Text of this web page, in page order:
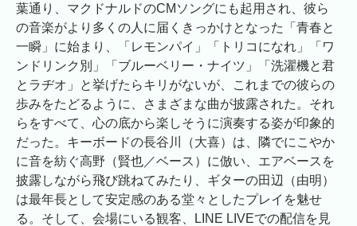
葉通り、マクドナルドのCMソングにも起用され、彼ら
の音楽がより多くの人に届くきっかけとなった「青春と
一瞬」に始まり、「レモンパイ」「トリコになれ」「ワ
ンドリンク別」「ブルーベリー・ナイツ」「洗濯機と君
とラヂオ」と挙げたらキリがないが、これまでの彼らの
歩みをたどるように、さまざまな曲が披露された。それ
らをすべて、心の底から楽しそうに演奏する姿が印象的
だった。キーボードの長谷川（大喜）は、隣でにこやか
に音を紡ぐ高野（賢也／ベース）に倣い、エアベースを
披露しながら飛び跳ねてみたり、ギターの田辺（由明）
は最年長として安定感のある堂々としたプレイを魅せ
る。そして、会場にいる観客、LINE LIVEでの配信を見